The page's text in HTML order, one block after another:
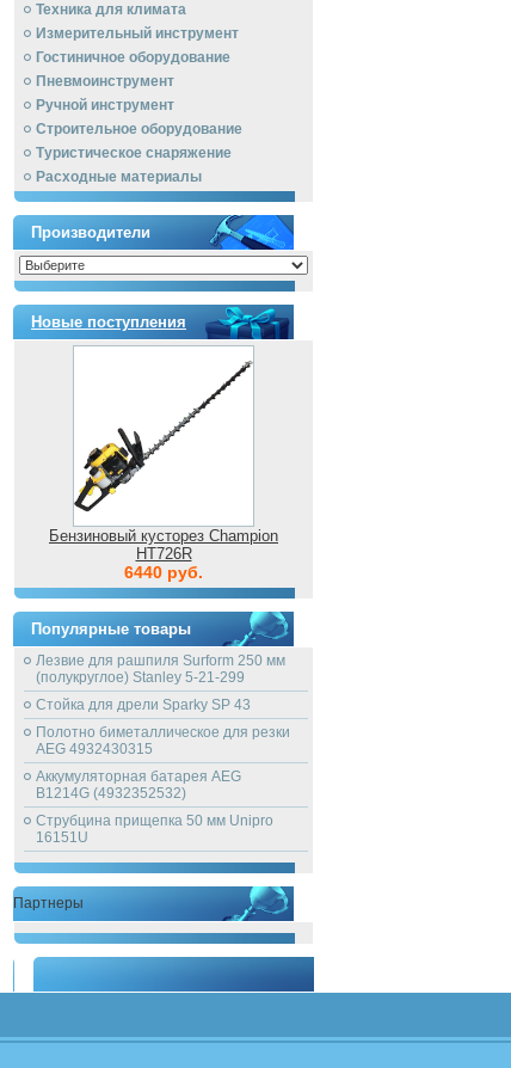
Техника для климата
Измерительный инструмент
Гостиничное оборудование
Пневмоинструмент
Ручной инcтрумент
Строительное оборудование
Туристическое снаряжение
Расходные материалы
Производители
Новые поступления
Бензиновый кусторез Champion
HT726R
6440 руб.
Популярные товары
Лезвие для рашпиля Surform 250 мм
(полукруглое) Stanley 5-21-299
Стойка для дрели Sparky SP 43
Полотно биметаллическое для резки
AEG 4932430315
Аккумуляторная батарея AEG
B1214G (4932352532)
Струбцина прищепка 50 мм Unipro
16151U
Партнеры